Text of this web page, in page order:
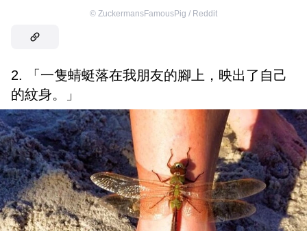
© ZuckermansFamousPig / Reddit
2. 「一隻蜻蜓落在我朋友的腳上，映出了自己
的紋身。」